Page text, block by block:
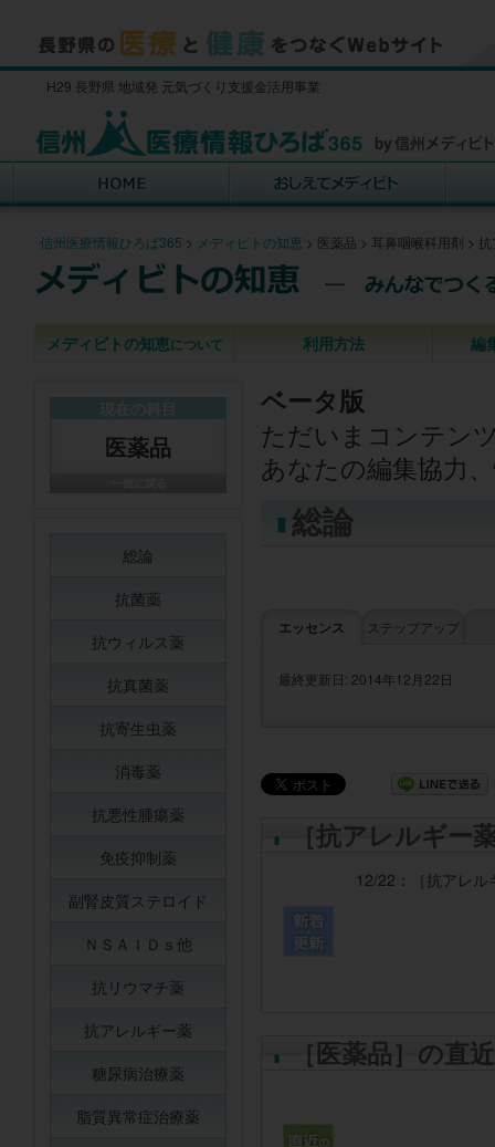
H29 長野県 地域発 元気づくり支援金活用事業
信州医療情報ひろば365 > メディビトの知恵 > 医薬品 > 耳鼻咽喉科用剤 >
メディビトの知恵について 利用方法 編
ベータ版
ただいまコンテン
あなたの編集協力
総論
エッセンス ステップアップ
最終更新日: 2014年12月22日
［抗アレルギー
12/22： ［抗アレ
［医薬品］の直
医薬品
総論
抗菌薬
抗ウィルス薬
抗真菌薬
抗寄生虫薬
消毒薬
抗悪性腫瘍薬
免疫抑制薬
副腎皮質ステロイド
ＮＳＡＩＤｓ他
抗リウマチ薬
抗アレルギー薬
糖尿病治療薬
脂質異常症治療薬